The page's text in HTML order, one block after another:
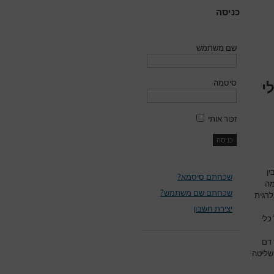
דם
כניסה
שם משתמש
סיסמה
זכור אותי
שכחתם סיסמא?
שכחתם שם משתמש?
יצירת חשבון